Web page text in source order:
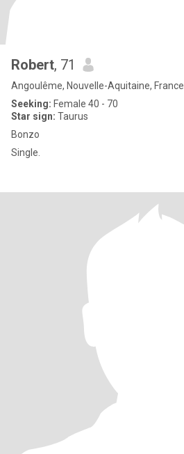
Robert, 71
Angoulême, Nouvelle-Aquitaine, France
Seeking: Female 40 - 70
Star sign: Taurus
Bonzo
Single.